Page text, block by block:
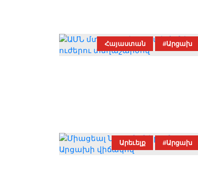
Հայաստան #Արցախ
Արեւելք #Արցախ